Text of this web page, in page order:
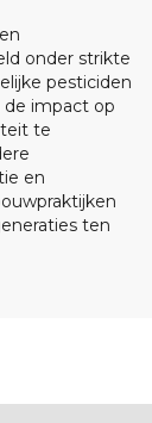
onder strikte
pesticiden
impact op
te
en
ten